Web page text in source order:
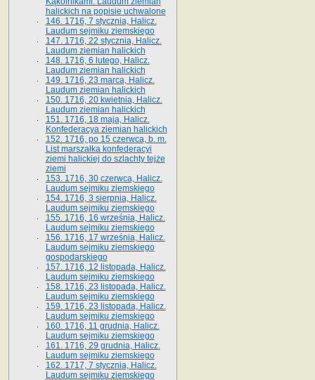
halickich na popisie uchwalone
146. 1716, 7 stycznia, Halicz.
Laudum sejmiku ziemskiego
147. 1716, 22 stycznia, Halicz.
Laudum ziemian halickich
148. 1716, 6 lutego, Halicz.
Laudum ziemian halickich
149. 1716, 23 marca, Halicz.
Laudum ziemian halickich
150. 1716, 20 kwietnia, Halicz.
Laudum ziemian halickich
151. 1716, 18 maja, Halicz.
Konfederacya ziemian halickich
152. 1716, po 15 czerwca, b. m.
List marszałka konfederacyi
ziemi halickiej do szlachty tejże
ziemi
153. 1716, 30 czerwca, Halicz.
Laudum sejmiku ziemskiego
154. 1716, 3 sierpnia, Halicz.
Laudum sejmiku ziemskiego
155. 1716, 16 września, Halicz.
Laudum sejmiku ziemskiego
156. 1716, 17 września, Halicz.
Laudum sejmiku ziemskiego
gospodarskiego
157. 1716, 12 listopada, Halicz.
Laudum sejmiku ziemskiego
158. 1716, 23 listopada, Halicz.
Laudum sejmiku ziemskiego
159. 1716, 23 listopada, Halicz.
Laudum sejmiku ziemskiego
160. 1716, 11 grudnia, Halicz.
Laudum sejmiku ziemskiego
161. 1716, 29 grudnia, Halicz.
Laudum sejmiku ziemskiego
162. 1717, 7 stycznia, Halicz.
Laudum sejmiku ziemskiego